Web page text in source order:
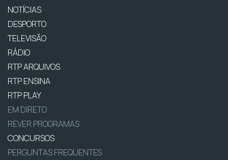
NOTÍCIAS
DESPORTO
TELEVISÃO
RÁDIO
RTP ARQUIVOS
RTP ENSINA
RTP PLAY
EM DIRETO
REVER PROGRAMAS
CONCURSOS
PERGUNTAS FREQUENTES